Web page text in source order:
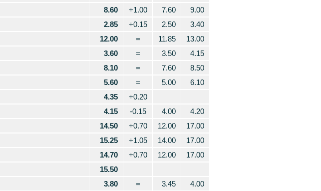
8.60 +1.00 7.60
9.00
2.85 +0.15 2.50
3.40
12.00 = 11.85
13.00
3.60 = 3.50
4.15
8.10 = 7.60
8.50
5.60 = 5.00
6.10
4.35
+0.20
4.15 -0.15 4.00
4.20
14.50 +0.70 12.00
17.00
15.25 +1.05 14.00
17.00
14.70 +0.70 12.00
17.00
15.50
3.80 = 3.45
4.00